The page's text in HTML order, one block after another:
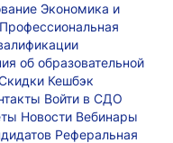
Экономика и
Профессиональная
об образовательной
Кешбэк
Войти в СДО
Новости Вебинары
Реферальная